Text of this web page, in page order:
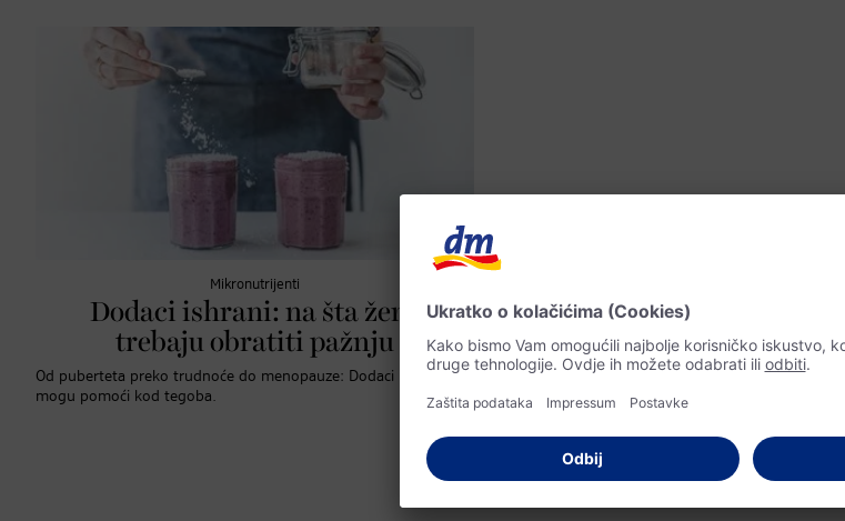
Mikronutrijenti
Dodaci ishrani: na šta žene
trebaju obratiti pažnju
Od puberteta preko trudnoće do menopauze: Dodaci ishrani
mogu pomoći kod tegoba.